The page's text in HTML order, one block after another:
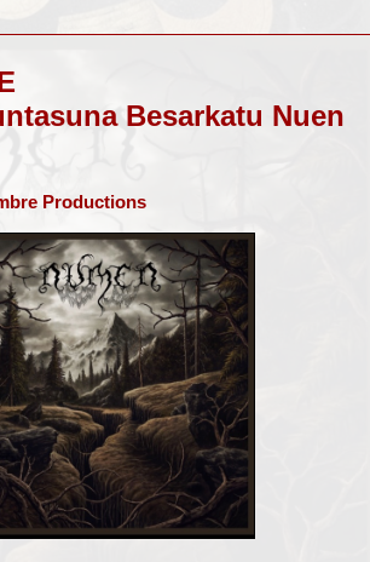
Besarkatu Nuen
Productions